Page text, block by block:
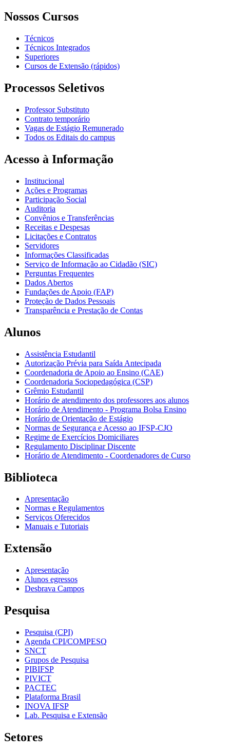
Nossos Cursos
Técnicos
Técnicos Integrados
Superiores
Cursos de Extensão (rápidos)
Processos Seletivos
Professor Substituto
Contrato temporário
Vagas de Estágio Remunerado
Todos os Editais do campus
Acesso à Informação
Institucional
Ações e Programas
Participação Social
Auditoria
Convênios e Transferências
Receitas e Despesas
Licitações e Contratos
Servidores
Informações Classificadas
Serviço de Informação ao Cidadão (SIC)
Perguntas Frequentes
Dados Abertos
Fundações de Apoio (FAP)
Proteção de Dados Pessoais
Transparência e Prestação de Contas
Alunos
Assistência Estudantil
Autorização Prévia para Saída Antecipada
Coordenadoria de Apoio ao Ensino (CAE)
Coordenadoria Sociopedagógica (CSP)
Grêmio Estudantil
Horário de atendimento dos professores aos alunos
Horário de Atendimento - Programa Bolsa Ensino
Horário de Orientação de Estágio
Normas de Segurança e Acesso ao IFSP-CJO
Regime de Exercícios Domiciliares
Regulamento Disciplinar Discente
Horário de Atendimento - Coordenadores de Curso
Biblioteca
Apresentação
Normas e Regulamentos
Serviços Oferecidos
Manuais e Tutoriais
Extensão
Apresentação
Alunos egressos
Desbrava Campos
Pesquisa
Pesquisa (CPI)
Agenda CPI/COMPESQ
SNCT
Grupos de Pesquisa
PIBIFSP
PIVICT
PACTEC
Plataforma Brasil
INOVA IFSP
Lab. Pesquisa e Extensão
Setores